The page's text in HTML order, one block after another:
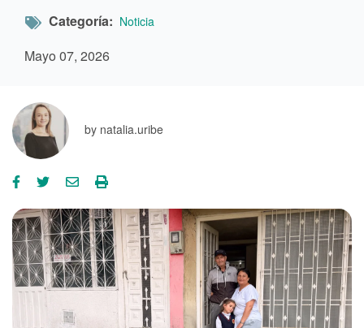
Categoría Noticia
Mayo 07, 2026
by natalia.uribe